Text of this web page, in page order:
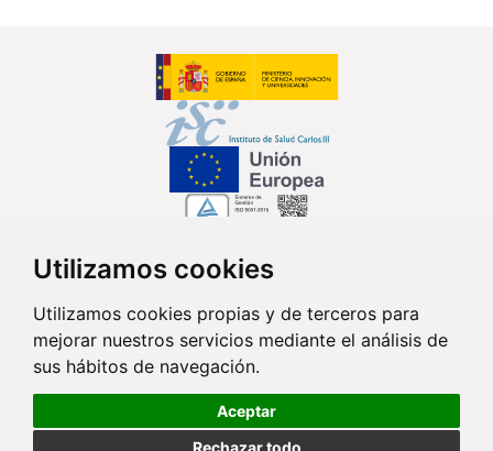
Utilizamos cookies
Utilizamos cookies propias y de terceros para
mejorar nuestros servicios mediante el análisis de
sus hábitos de navegación.
Aceptar
Rechazar todo
Síguenos en...
Contacto
Av. Monforte de Lemos, 3-5. Pabellón 11. Planta 0 28029 Madrid
info@ciberisciii.es